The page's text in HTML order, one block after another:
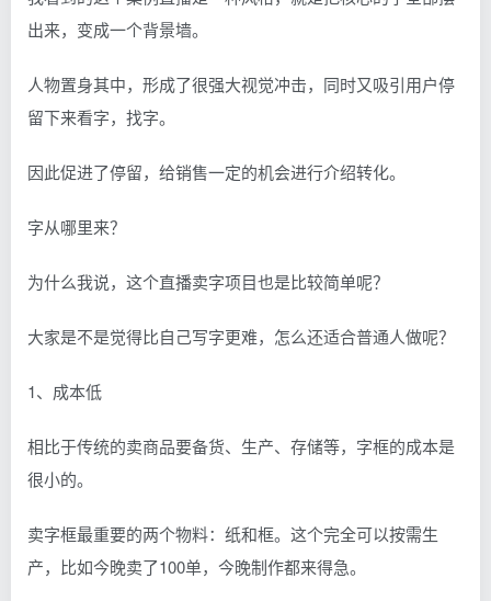
出来，变成一个背景墙。
人物置身其中，形成了很强大视觉冲击，同时又吸引用户停
留下来看字，找字。
因此促进了停留，给销售一定的机会进行介绍转化。
字从哪里来？
为什么我说，这个直播卖字项目也是比较简单呢？
大家是不是觉得比自己写字更难，怎么还适合普通人做呢？
1、成本低
相比于传统的卖商品要备货、生产、存储等，字框的成本是
很小的。
卖字框最重要的两个物料：纸和框。这个完全可以按需生
产，比如今晚卖了100单，今晚制作都来得急。